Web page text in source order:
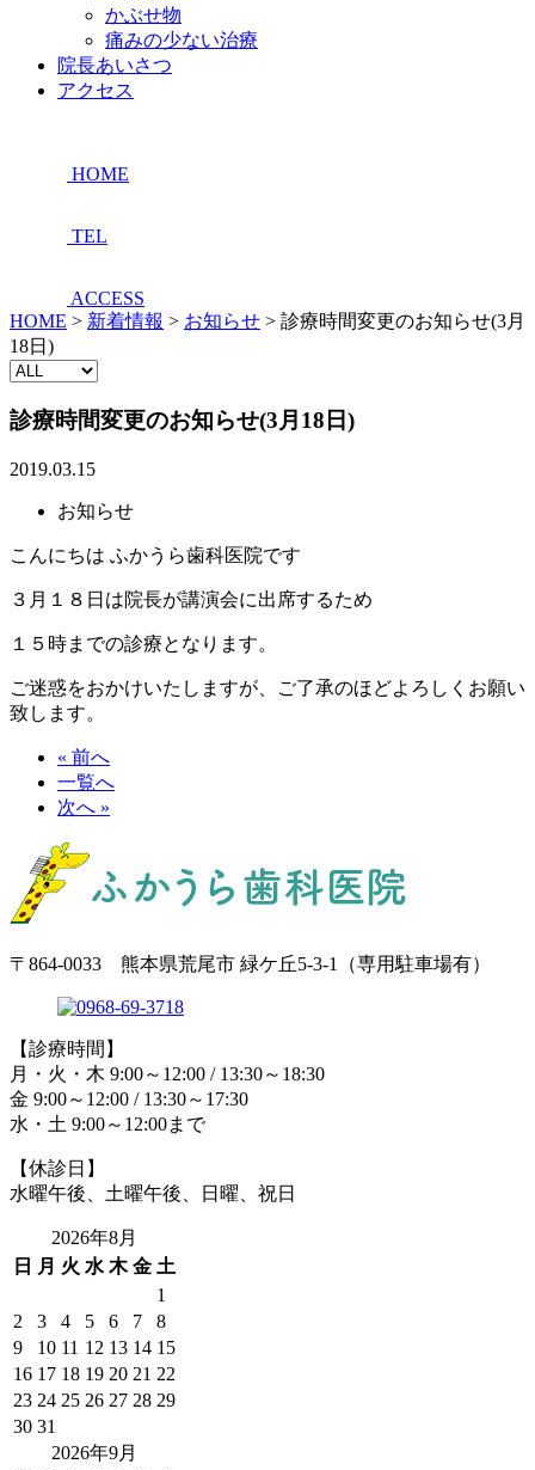
かぶせ物
痛みの少ない治療
院長あいさつ
アクセス
HOME
TEL
ACCESS
HOME > 新着情報 > お知らせ > 診療時間変更のお知らせ(3月
18日)
診療時間変更のお知らせ(3月18日)
2019.03.15
お知らせ
こんにちは ふかうら歯科医院です
３月１８日は院長が講演会に出席するため
１５時までの診療となります。
ご迷惑をおかけいたしますが、ご了承のほどよろしくお願い
致します。
« 前へ
一覧へ
次へ »
〒864-0033 熊本県荒尾市 緑ケ丘5-3-1（専用駐車場有）
【診療時間】
月・火・木 9:00～12:00 / 13:30～18:30
金 9:00～12:00 / 13:30～17:30
水・土 9:00～12:00まで
【休診日】
水曜午後、土曜午後、日曜、祝日
2026年8月
日
月 火 水 木 金 土
1
2
3 4 5 6 7
8
9
10 11 12 13 14 15
16 17 18 19 20 21 22
23 24 25 26 27 28 29
30 31
2026年9月